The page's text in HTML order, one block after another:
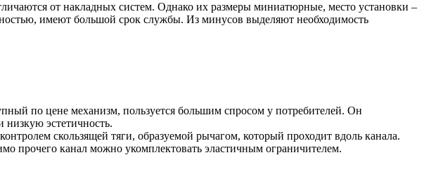
от накладных систем. Однако их размеры миниатюрные, место установки –
имеют большой срок службы. Из минусов выделяют необходимость
по цене механизм, пользуется большим спросом у потребителей. Он
эстетичность.
скользящей тяги, образуемой рычагом, который проходит вдоль канала.
прочего канал можно укомплектовать эластичным ограничителем.